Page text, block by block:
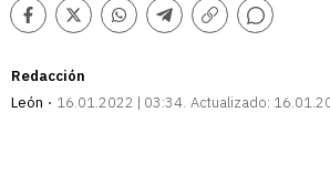
Facebook
TwitterWhatsappTelegram
Copiar
Comentarios
Redacción
León
16.01.2022 | 03:34 Actualizado: